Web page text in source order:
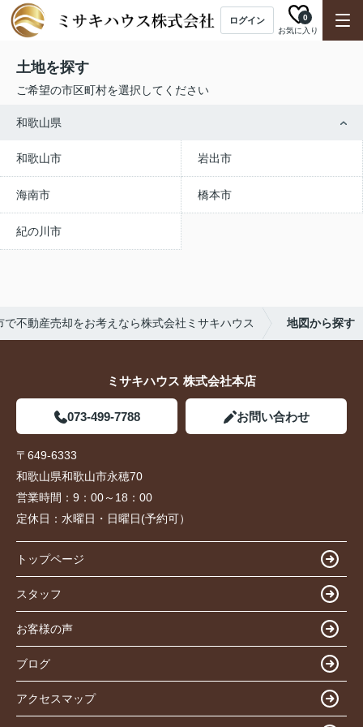
ログイン
お気に入り
0
土地を探す
ご希望の市区町村を選択してください
和歌山県
和歌山市 岩出市
海南市 橋本市
紀の川市
で不動産売却をお考えなら株式会社ミサキハウス 地図から探す
ミサキハウス 株式会社本店
073-499-7788 お問い合わせ
〒649-6333
和歌山県和歌山市永穂70
営業時間： 9：00～18：00
定休日： 水曜日・日曜日(予約可）
トップページ
スタッフ
お客様の声
ブログ
アクセスマップ